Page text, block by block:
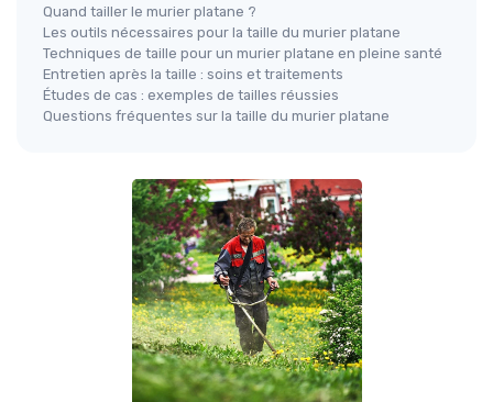
Quand tailler le murier platane ?
Les outils nécessaires pour la taille du murier platane
Techniques de taille pour un murier platane en pleine santé
Entretien après la taille : soins et traitements
Études de cas : exemples de tailles réussies
Questions fréquentes sur la taille du murier platane